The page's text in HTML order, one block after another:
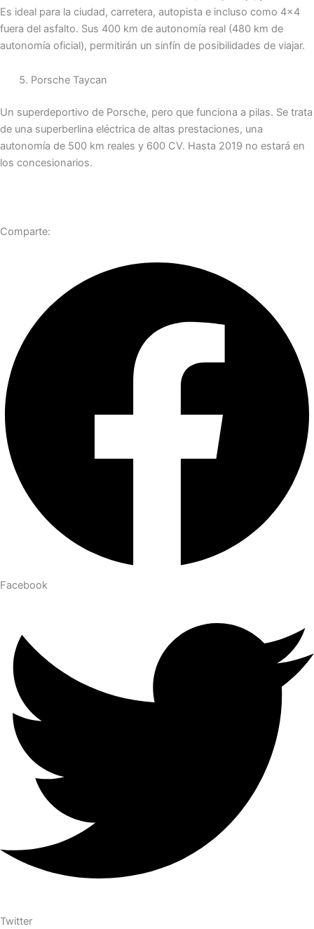
Es ideal para la ciudad, carretera, autopista e incluso como 4×4
fuera del asfalto. Sus 400 km de autonomía real (480 km de
autonomía oficial), permitirán un sinfín de posibilidades de viajar.
Porsche Taycan
Un superdeportivo de Porsche, pero que funciona a pilas. Se trata
de una superberlina eléctrica de altas prestaciones, una
autonomía de 500 km reales y 600 CV. Hasta 2019 no estará en
los concesionarios.
Comparte:
Facebook
Twitter